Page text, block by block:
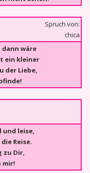
Spruch von:
chica
dann wäre
ein kleiner
der Liebe,
und leise,
Reise.
zu Dir,
mir!